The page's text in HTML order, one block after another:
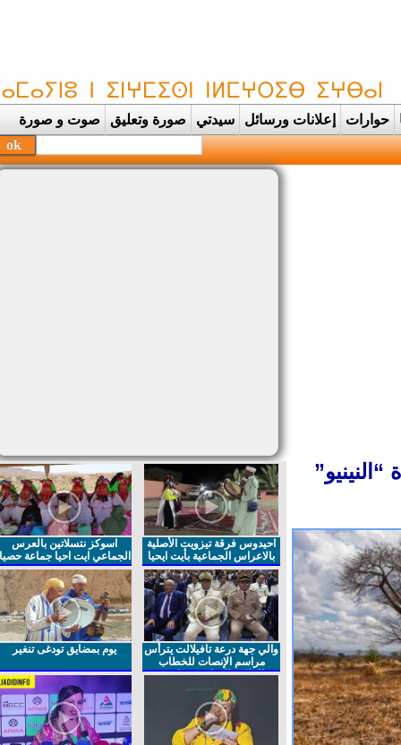
حوارات إعلانات ورسائل سيدتي صورة وتعليق صوت و صورة
احيدوس فرقة تيزويت الأصلية
بالاعراس الجماعية بأيت ايحيا
اسوكز نتسلاتين بالعرس
الجماعي ايت احيا جماعة حصيا
والي جهة درعة تافيلالت يترأس
مراسم الإنصات للخطاب
الملكي السامي بمناسبة
يوم بمضايق تودغى تنغير